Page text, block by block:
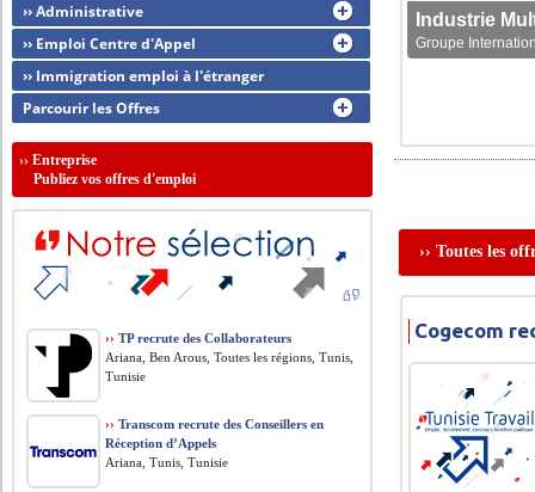
Groupe
›› Toutes les
Cogecom
›› Administrative
›› Emploi Centre d'Appel
›› Immigration emploi à l'étranger
Parcourir les Offres
››Entreprise
Publiez vos offres d'emploi
›› TP recrute des Collaborateurs
Ariana, Ben Arous, Toutes les régions, Tunis,
Tunisie
›› Transcom recrute des Conseillers en
Réception d’Appels
Ariana, Tunis, Tunisie